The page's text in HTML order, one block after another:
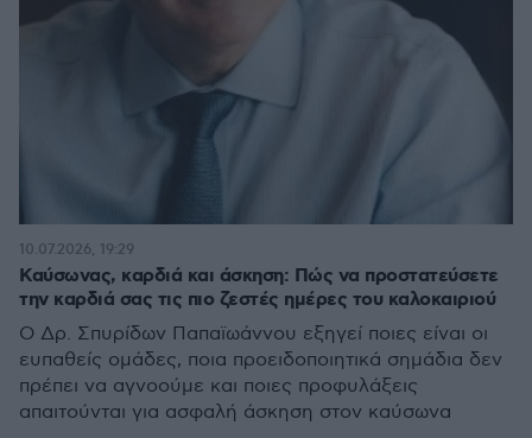
Καύσωνας, καρδιά και άσκηση: Πώς να προστατεύσετε
την καρδιά σας τις πιο ζεστές ημέρες του καλοκαιριού
Ο Δρ. Σπυρίδων Παπαϊωάννου εξηγεί ποιες είναι οι
ευπαθείς ομάδες, ποια προειδοποιητικά σημάδια δεν
πρέπει να αγνοούμε και ποιες προφυλάξεις
απαιτούνται για ασφαλή άσκηση στον καύσωνα
10.07.2026, 19:29